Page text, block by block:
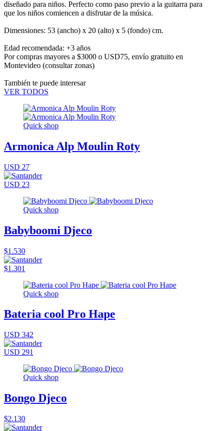
diseñado para niños. Perfecto como paso previo a la guitarra para
que los niños comiencen a disfrutar de la música.
Dimensiones: 53 (ancho) x 20 (alto) x 5 (fondo) cm.
Edad recomendada: +3 años
Por compras mayores a $3000 o USD75, envío gratuito en
Montevideo (consultar zonas)
También te puede interesar
VER TODOS
Quick shop
Armonica Alp Moulin Roty
USD 27
USD 23
Quick shop
Babyboomi Djeco
$1.530
$1.301
Quick shop
Bateria cool Pro Hape
USD 342
USD 291
Quick shop
Bongo Djeco
$2.130